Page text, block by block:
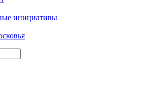
инициативы